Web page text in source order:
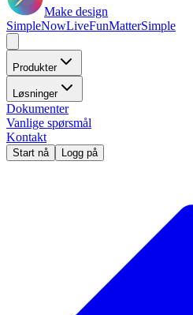
Make design
SimpleNowLiveFunMatterSimple
Produkter
Løsninger
Dokumenter
Vanlige spørsmål
Kontakt
Start nå Logg på